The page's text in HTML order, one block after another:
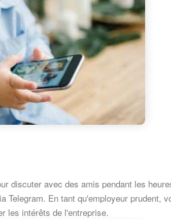
discuter avec des amis pendant les
Telegram. En tant qu'employeur prudent,
les intérêts de l'entreprise.